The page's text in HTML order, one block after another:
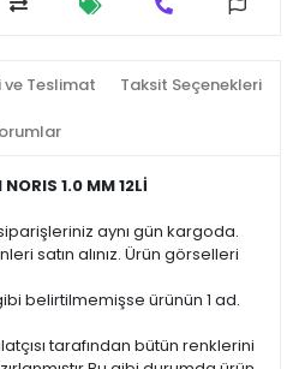
Teslimat Taksit Seçenekleri
NORIS 1.0 MM 12Lİ
aynı gün kargoda.
satın alınız. Ürün görselleri
belirtilmemişse ürünün 1 ad.
tarafından bütün renklerini